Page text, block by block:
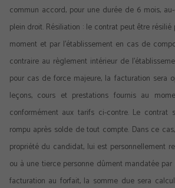
commun accord, pour une durée de 6 mois,
plein droit. Résiliation : le contrat peut être
moment et par l’établissement en cas de
contraire au règlement intérieur de
pour cas de force majeure, la facturation sera
leçons, cours et prestations fournis au
conformément aux tarifs ci-contre. Le contrat
rompu après solde de tout compte. Dans ce
propriété du candidat, lui est personnellement
ou à une tierce personne dûment mandatée par
facturation au forfait, la somme due sera